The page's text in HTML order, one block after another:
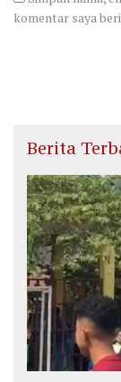
komentar saya
Berita